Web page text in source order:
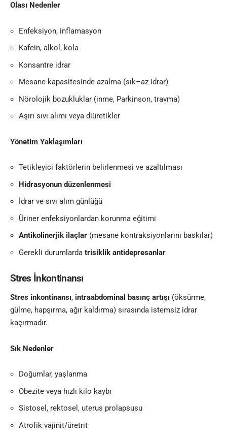
Olası Nedenler
Enfeksiyon, inflamasyon
Kafein, alkol, kola
Konsantre idrar
Mesane kapasitesinde azalma (sık–az idrar)
Nörolojik bozukluklar (inme, Parkinson, travma)
Aşırı sıvı alımı veya diüretikler
Yönetim Yaklaşımları
Tetikleyici faktörlerin belirlenmesi ve azaltılması
Hidrasyonun düzenlenmesi
İdrar ve sıvı alım günlüğü
Üriner enfeksiyonlardan korunma eğitimi
Antikolinerjik ilaçlar (mesane kontraksiyonlarını baskılar)
Gerekli durumlarda trisiklik antidepresanlar
Stres İnkontinansı
Stres inkontinansı, intraabdominal basınç artışı (öksürme,
gülme, hapşırma, ağır kaldırma) sırasında istemsiz idrar
kaçırmadır.
Sık Nedenler
Doğumlar, yaşlanma
Obezite veya hızlı kilo kaybı
Sistosel, rektosel, uterus prolapsusu
Atrofik vajinit/üretrit